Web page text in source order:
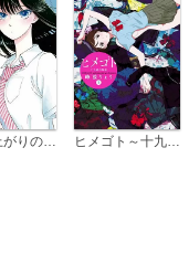
恋は雨上がりのように ヒメゴト～十九歳の制服～